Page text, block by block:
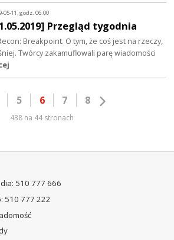
05-11, godz. 06:00
Przegląd tygodnia
Breakpoint. O tym, że coś jest na rzeczy,
Twórcy zakamuflowali parę wiadomości
5 6 7 8
438 na 44 stronach
510 777 666
510 777 222